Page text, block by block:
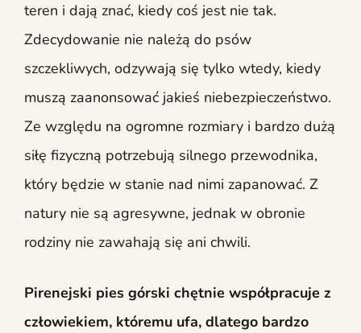
teren i dają znać, kiedy coś jest nie tak.
Zdecydowanie nie należą do psów
szczekliwych, odzywają się tylko wtedy, kiedy
muszą zaanonsować jakieś niebezpieczeństwo.
Ze względu na ogromne rozmiary i bardzo dużą
siłę fizyczną potrzebują silnego przewodnika,
który będzie w stanie nad nimi zapanować. Z
natury nie są agresywne, jednak w obronie
rodziny nie zawahają się ani chwili.
Pirenejski pies górski chętnie współpracuje z
człowiekiem, któremu ufa, dlatego bardzo